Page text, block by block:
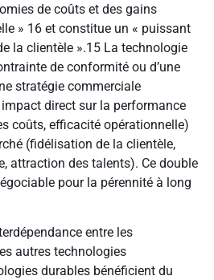
de coûts et des gains
» 16 et constitue un « puissant
la clientèle ».15 La technologie
de conformité ou d’une
stratégie commerciale
direct sur la performance
coûts, efficacité opérationnelle)
(fidélisation de la clientèle,
attraction des talents). Ce double
pour la pérennité à long
entre les
autres technologies
durables bénéficient du